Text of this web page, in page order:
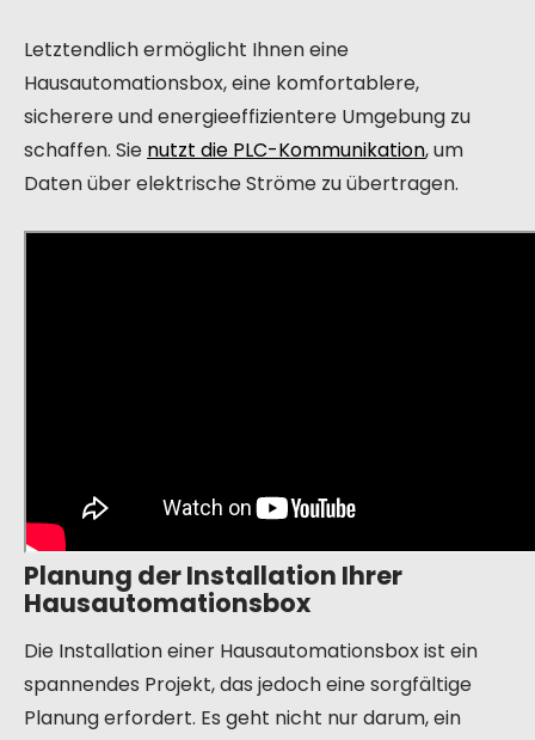
Letztendlich ermöglicht Ihnen eine
Hausautomationsbox, eine komfortablere,
sicherere und energieeffizientere Umgebung zu
schaffen. Sie nutzt die PLC-Kommunikation, um
Daten über elektrische Ströme zu übertragen.
Planung der Installation Ihrer
Hausautomationsbox
Die Installation einer Hausautomationsbox ist ein
spannendes Projekt, das jedoch eine sorgfältige
Planung erfordert. Es geht nicht nur darum, ein